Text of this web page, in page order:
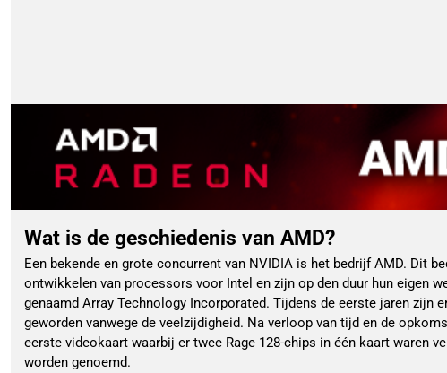
Wat is de geschiedenis van AMD?
Een bekende en grote concurrent van NVIDIA is het bedrijf AMD. Dit
ontwikkelen van processors voor Intel en zijn op den duur hun eigen
genaamd Array Technology Incorporated. Tijdens de eerste jaren zijn
geworden vanwege de veelzijdigheid. Na verloop van tijd en de
eerste videokaart waarbij er twee Rage 128-chips in één kaart waren
worden genoemd.